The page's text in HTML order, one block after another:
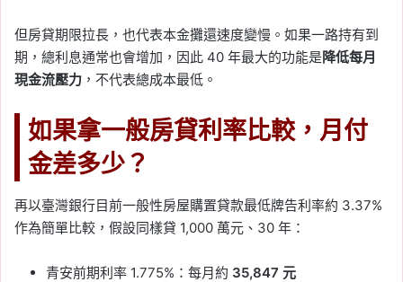
但房貸期限拉長，也代表本金攤還速度變慢。如果一路持有到
期，總利息通常也會增加，因此 40 年最大的功能是降低每月
現金流壓力 ，不代表總成本最低。
如果拿一般房貸利率比較，月付
金差多少？
再以臺灣銀行目前一般性房屋購置貸款最低牌告利率約 3.37%
作為簡單比較，假設同樣貸 1,000 萬元、30 年：
青安前期利率 1.775%：每月約 35,847 元